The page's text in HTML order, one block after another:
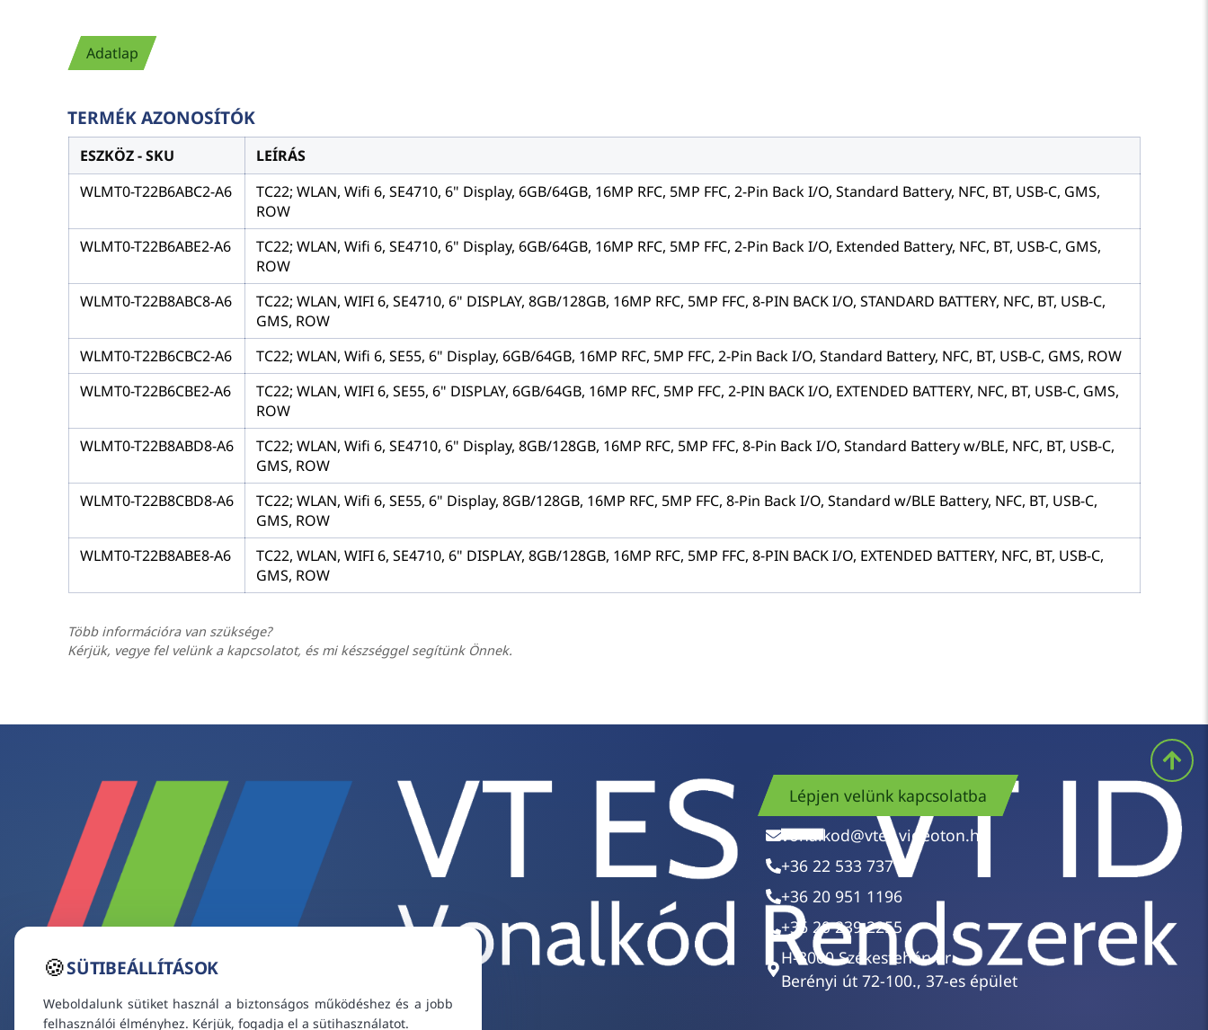
Adatlap
TERMÉK AZONOSÍTÓK
ESZKÖZ - SKU
LEÍRÁS
WLMT0-T22B6ABC2-A6
TC22; WLAN, Wifi 6, SE4710, 6" Display, 6GB/64GB, 16MP RFC, 5MP FFC, 2-Pin Back I/O, Standard Battery, NFC, BT, USB-C, GMS,
ROW
WLMT0-T22B6ABE2-A6
TC22; WLAN, Wifi 6, SE4710, 6" Display, 6GB/64GB, 16MP RFC, 5MP FFC, 2-Pin Back I/O, Extended Battery, NFC, BT, USB-C, GMS,
ROW
WLMT0-T22B8ABC8-A6
TC22; WLAN, WIFI 6, SE4710, 6" DISPLAY, 8GB/128GB, 16MP RFC, 5MP FFC, 8-PIN BACK I/O, STANDARD BATTERY, NFC, BT, USB-C,
GMS, ROW
WLMT0-T22B6CBC2-A6
TC22; WLAN, Wifi 6, SE55, 6" Display, 6GB/64GB, 16MP RFC, 5MP FFC, 2-Pin Back I/O, Standard Battery, NFC, BT, USB-C, GMS, ROW
WLMT0-T22B6CBE2-A6
TC22; WLAN, WIFI 6, SE55, 6" DISPLAY, 6GB/64GB, 16MP RFC, 5MP FFC, 2-PIN BACK I/O, EXTENDED BATTERY, NFC, BT, USB-C, GMS,
ROW
WLMT0-T22B8ABD8-A6
TC22; WLAN, Wifi 6, SE4710, 6" Display, 8GB/128GB, 16MP RFC, 5MP FFC, 8-Pin Back I/O, Standard Battery w/BLE, NFC, BT, USB-C,
GMS, ROW
WLMT0-T22B8CBD8-A6
TC22; WLAN, Wifi 6, SE55, 6" Display, 8GB/128GB, 16MP RFC, 5MP FFC, 8-Pin Back I/O, Standard w/BLE Battery, NFC, BT, USB-C,
GMS, ROW
WLMT0-T22B8ABE8-A6
TC22, WLAN, WIFI 6, SE4710, 6" DISPLAY, 8GB/128GB, 16MP RFC, 5MP FFC, 8-PIN BACK I/O, EXTENDED BATTERY, NFC, BT, USB-C,
GMS, ROW
Több információra van szüksége?
Kérjük, vegye fel velünk a kapcsolatot, és mi készséggel segítünk Önnek.
Lépjen velünk kapcsolatba
vonalkod@vtes.videoton.hu
+36 22 533 737
+36 20 951 1196
+36 20 239 2255
H-8000 Székesfehérvár
Berényi út 72-100., 37-es épület
🍪SÜTIBEÁLLÍTÁSOK
Weboldalunk sütiket használ a biztonságos működéshez és a jobb
felhasználói élményhez. Kérjük, fogadja el a sütihasználatot.